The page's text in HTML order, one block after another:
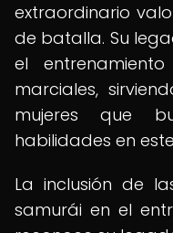
extraordinario
de batalla. Su
el
marciales,
mujeres que
habilidades en
La inclusión de
samurái en el